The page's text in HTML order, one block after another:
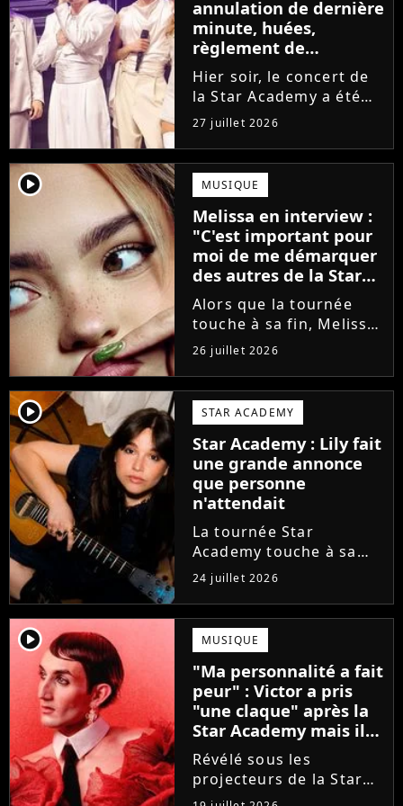
annulation de dernière
minute, huées,
règlement de
comptes... Que s'est-il
passé au concert de
Bayonne hier soir ?
Hier soir, le concert de
la Star Academy a été
mouvementé. Quelques
minutes avant le show,
trois élèves ont
annoncé ne pas vouloir
monter sur scène pour
des raisons politiques.
Leur...
27 juillet 2026
player2 MUSIQUE
Melissa en interview :
"C'est important pour
moi de me démarquer
des autres de la Star
Academy"
Alors que la tournée
touche à sa fin, Melissa
se confie en interview
sur Volum sur la
création de son EP tout
va bien (j'crois), son
envie de gommer
l'étiquette Star
Academy, le jeu...
26 juillet 2026
player2 STAR ACADEMY
Star Academy : Lily fait
une grande annonce
que personne
n'attendait
La tournée Star
Academy touche à sa
fin. Et bonne nouvelle :
la jeune Lily Campa
vient de signer avec un
grand label de musique
en France.
24 juillet 2026
player2 MUSIQUE
"Ma personnalité a fait
peur" : Victor a pris
"une claque" après la
Star Academy mais il
en est ressorti plus
fort (interview)
Révélé sous les
projecteurs de la Star
Academy, Victor a fait